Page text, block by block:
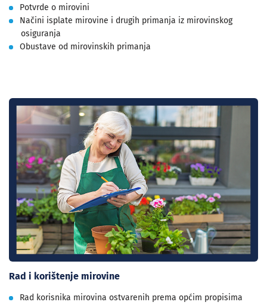
Potvrde o mirovini
Načini isplate mirovine i drugih primanja iz mirovinskog
osiguranja
Obustave od mirovinskih primanja
Rad i korištenje mirovine
Rad korisnika mirovina ostvarenih prema općim propisima